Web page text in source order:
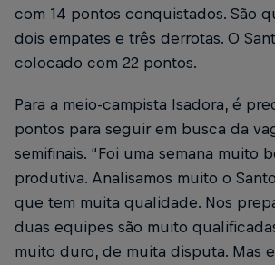
com 14 pontos conquistados. São
dois empates e três derrotas. O
colocado com 22 pontos.
Para a meio-campista Isadora, é
pontos para seguir em busca da
semifinais. “Foi uma semana muito
produtiva. Analisamos muito o
que tem muita qualidade. Nos
duas equipes são muito
muito duro, de muita disputa. Mas